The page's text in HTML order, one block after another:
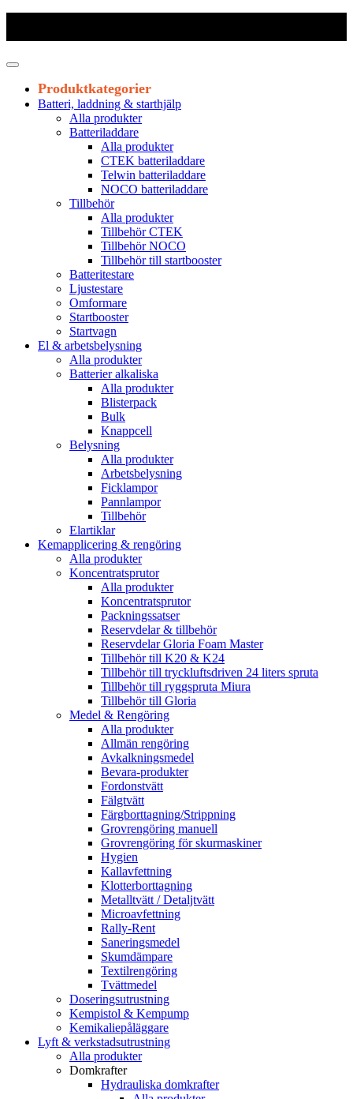
Produktkategorier
Batteri, laddning & starthjälp
Alla produkter
Batteriladdare
Alla produkter
CTEK batteriladdare
Telwin batteriladdare
NOCO batteriladdare
Tillbehör
Alla produkter
Tillbehör CTEK
Tillbehör NOCO
Tillbehör till startbooster
Batteritestare
Ljustestare
Omformare
Startbooster
Startvagn
El & arbetsbelysning
Alla produkter
Batterier alkaliska
Alla produkter
Blisterpack
Bulk
Knappcell
Belysning
Alla produkter
Arbetsbelysning
Ficklampor
Pannlampor
Tillbehör
Elartiklar
Kemapplicering & rengöring
Alla produkter
Koncentratsprutor
Alla produkter
Koncentratsprutor
Packningssatser
Reservdelar & tillbehör
Reservdelar Gloria Foam Master
Tillbehör till K20 & K24
Tillbehör till tryckluftsdriven 24 liters spruta
Tillbehör till ryggspruta Miura
Tillbehör till Gloria
Medel & Rengöring
Alla produkter
Allmän rengöring
Avkalkningsmedel
Bevara-produkter
Fordonstvätt
Fälgtvätt
Färgborttagning/Strippning
Grovrengöring manuell
Grovrengöring för skurmaskiner
Hygien
Kallavfettning
Klotterborttagning
Metalltvätt / Detaljtvätt
Microavfettning
Rally-Rent
Saneringsmedel
Skumdämpare
Textilrengöring
Tvättmedel
Doseringsutrustning
Kempistol & Kempump
Kemikaliepåläggare
Lyft & verkstadsutrustning
Alla produkter
Domkrafter
Hydrauliska domkrafter